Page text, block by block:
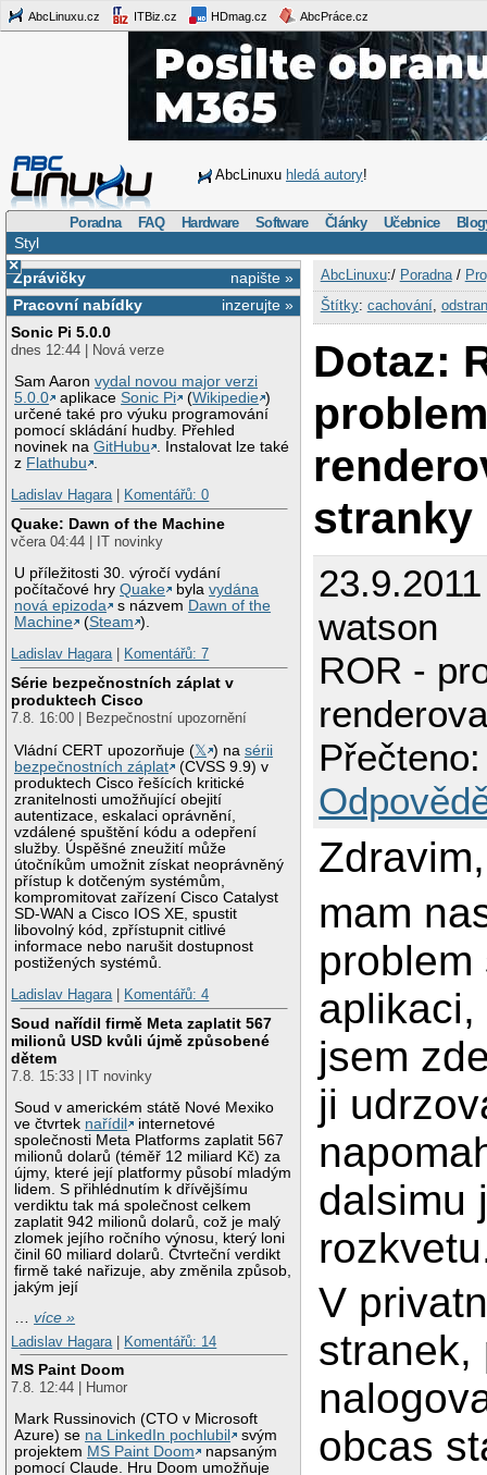
AbcLinuxu.cz ITBiz.cz HDmag.cz AbcPráce.cz
AbcLinuxu hledá autory!
Poradna FAQ Hardware Software Články Učebnice
Styl
×
napište »
Zprávičky
inzerujte »
Pracovní nabídky
Sonic Pi 5.0.0
dnes 12:44 | Nová verze
Sam Aaronvydal novou major verzi
5.0.0
aplikaceSonic Pi (Wikipedie )
určené také pro výuku programování
pomocí skládání hudby. Přehled
novinek naGitHubu
. Instalovat lze také
z Flathubu
Ladislav Hagara| Komentářů: 0
Quake: Dawn of the Machine
včera 04:44 | IT novinky
U příležitosti 30. výročí vydání
počítačové hryQuake bylavydána
nová epizoda
s názvem Dawn of the
Machine
(Steam ).
Ladislav Hagara| Komentářů: 7
Série bezpečnostních záplat v
produktech Cisco
7.8. 16:00 | Bezpečnostní upozornění
Vládní CERT upozorňuje (𝕏 ) nasérii
bezpečnostních záplat
(CVSS 9.9) v
produktech Cisco řešících kritické
zranitelnosti umožňující obejití
autentizace, eskalaci oprávnění,
vzdálené spuštění kódu a odepření
služby. Úspěšné zneužití může
útočníkům umožnit získat neoprávněný
přístup k dotčeným systémům,
kompromitovat zařízení Cisco Catalyst
SD-WAN a Cisco IOS XE, spustit
libovolný kód, zpřístupnit citlivé
informace nebo narušit dostupnost
postižených systémů.
Ladislav Hagara| Komentářů: 4
Soud nařídil firmě Meta zaplatit 567
milionů USD kvůli újmě způsobené
dětem
7.8. 15:33 | IT novinky
Soud v americkém státě Nové Mexiko
ve čtvrtek nařídil
internetové
společnosti Meta Platforms zaplatit 567
milionů dolarů (téměř 12 miliard Kč) za
újmy, které její platformy působí mladým
lidem. S přihlédnutím k dřívějšímu
verdiktu tak má společnost celkem
zaplatit 942 milionů dolarů, což je malý
zlomek jejího ročního výnosu, který loni
činil 60 miliard dolarů. Čtvrteční verdikt
firmě také nařizuje, aby změnila způsob,
jakým její
…více »
Ladislav Hagara
Komentářů: 14
MS Paint Doom
7.8. 12:44 | Humor
Mark Russinovich (CTO v Microsoft
Azure) se na LinkedIn pochlubil
svým
projektem MS Paint Doom
napsaným
pomocí Claude. Hru Doom umožňuje
AbcLinuxu:/ Poradna/
Štítky: cachování,
Dotaz:
stranky
watson
ROR -
Zdravim,
mam
problem
aplikaci,
jsem
ji
dalsimu
V
stranek,
obcas